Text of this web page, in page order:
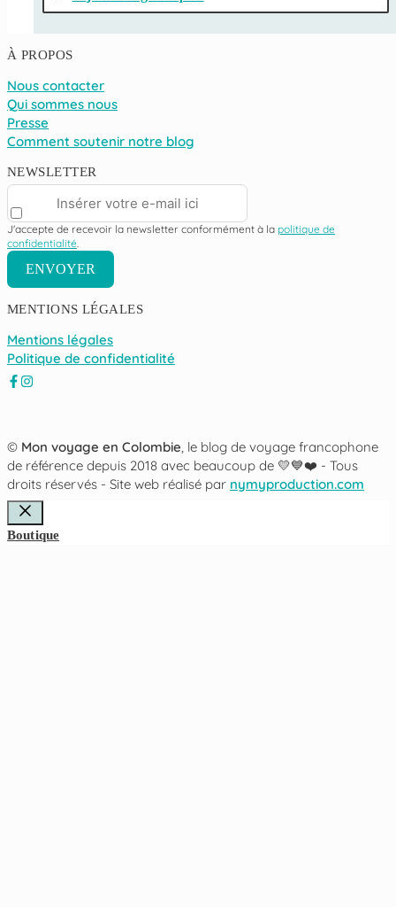
À PROPOS
Nous contacter
Qui sommes nous
Presse
Comment soutenir notre blog
NEWSLETTER
J'accepte de recevoir la newsletter conformément à la politique de
confidentialité
ENVOYER
MENTIONS LÉGALES
Mentions légales
Politique de confidentialité
© Mon voyage en Colombie, le blog de voyage francophone
de référence depuis 2018 avec beaucoup de 💛💙❤️ - Tous
droits réservés - Site web réalisé par nymyproduction.com
FERMER
Boutique